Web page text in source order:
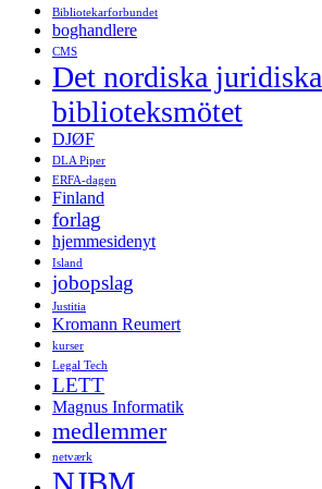
Bibliotekarforbundet
boghandlere
CMS
Det nordiska juridiska
biblioteksmötet
DJØF
DLA Piper
ERFA-dagen
Finland
forlag
hjemmesidenyt
Island
jobopslag
Justitia
Kromann Reumert
kurser
Legal Tech
LETT
Magnus Informatik
medlemmer
netværk